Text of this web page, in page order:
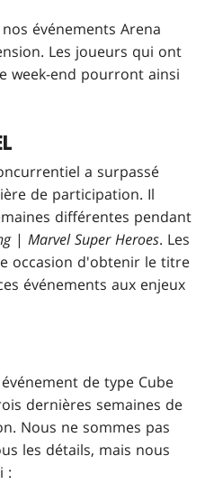
événements Arena
Les joueurs qui ont
week-end pourront ainsi
a surpassé
de participation. Il
différentes pendant
|Marvel Super Heroes. Les
occasion d'obtenir le titre
événements aux enjeux
de type Cube
dernières semaines de
Nous ne sommes pas
les détails, mais nous
: